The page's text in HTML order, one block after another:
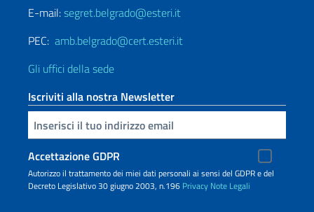
E-mail:segret.belgrado@esteri.it
PEC: amb.belgrado@cert.esteri.it
Gli uffici della sede
Iscriviti alla nostra Newsletter
Inserisci la tua email
Accettazione GDPR
Autorizzo il trattamento dei miei dati personali ai sensi del GDPR e del
Decreto Legislativo 30 giugno 2003, n.196 Privacy Note Legali